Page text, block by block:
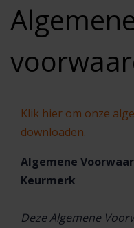
Klik hier om onze
downloaden.
Algemene
Keurmerk
Deze Algemene